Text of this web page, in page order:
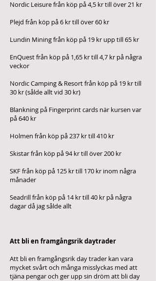
Nordic Leisure från köp på 4,5 kr till över 21 kr
Plejd från köp på 6 kr till över 60 kr
Lundin Mining från köp på 19 kr upp till 65 kr
EnQuest från köp på 1,65 kr till 4,7 kr på några
veckor
Nordic Camping & Resort från köp på 19 kr till
30 kr (sålde allt vid 30 kr)
Blankning på Fingerprint cards när kursen var
på 640 kr
Holmen från köp på 237 kr till 410 kr
Skistar från köp på 94 kr till över 200 kr
SKF från köp på 125 kr till 170 kr inom några
månader
Seadrill från köp på 14 kr till 40 kr på några
dagar då jag sålde allt
Att bli en framgångsrik daytrader
Att bli en framgångsrik day trader kan vara
mycket svårt och många misslyckas med att
tjäna pengar och ger upp sin dröm att bli day